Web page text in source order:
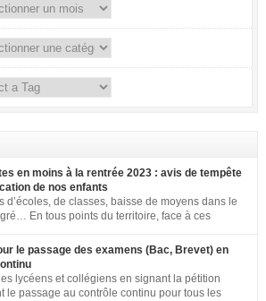
en moins à la rentrée 2023 : avis de tempête
de nos enfants
d’écoles, de classes, baisse de moyens dans le
En tous points du territoire, face à ces
une dette de bienveillance envers tous les
ce pays. En effet, être un enfant ou un adolescent
[…]
le passage des examens (Bac, Brevet) en
lycéens et collégiens en signant la pétition
le passage au contrôle continu pour tous les